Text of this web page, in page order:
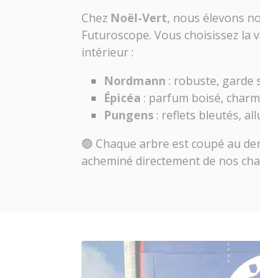
Chez Noël-Vert, nous élevons
Futuroscope. Vous choisissez la
intérieur :
Nordmann : robuste, garde
Épicéa : parfum boisé,
Pungens : reflets bleutés,
🟢 Chaque arbre est coupé au
acheminé directement de nos